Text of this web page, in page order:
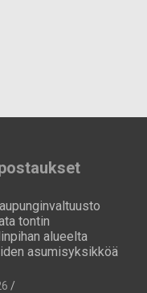
tontin
alueelta
asumisyksikköä